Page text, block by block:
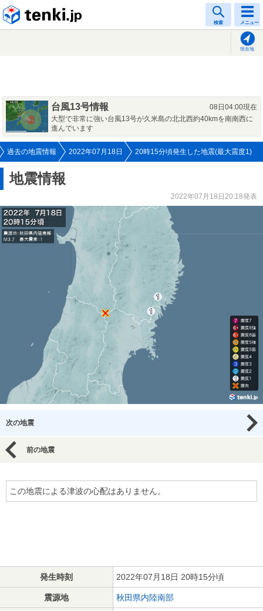
検索 メニュー
現在地
台風13号情報
08日04:00現在
大型で非常に強い台風13号が久米島の北北西約40kmを南南西に
進んでいます
過去の地震情報 2022年07月18日 20時15分頃発生した地震(最大震度1)
地震情報
2022年07月18日20:18発表
次の地震
前の地震
この地震による津波の心配はありません。
発生時刻 2022年07月18日 20時15分頃
震源地 秋田県内陸南部